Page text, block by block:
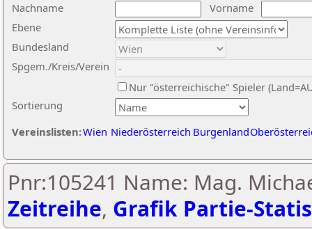
Nachname
Vorname
Ebene
Sortierung
Bundesland
Spgem./Kreis/Verein
Nur "österreichische" Spieler
Vereinslisten:Wien Niederösterreich Burgenland
Pnr:105241 Name: Mag.
Zeitreihe, Grafik Partie-